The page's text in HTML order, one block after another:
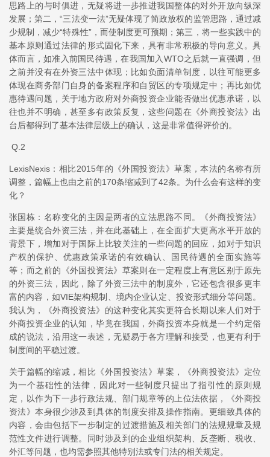
思路上的与时俱进，无疑将进一步推进我国整体的对外开放向纵深
发展；第二，“三法变一法”无疑体现了简政放权的监管思路，通过减
少规制，减少“特殊性”，而使制度更可预期；第三，将一些实践中的
基本原则通过法律的形式固化下来，具有非常积极的导向意义。具
体而言，如准入前国民待遇，在我国加入WTO之后就一直强调，但
之前并没有在外资三法中体现；比如负面清单制度，以往可能更多
体现在商务部门自身的备案程序和自贸区的专项规定中；再比如优
惠待遇问题，关于地方政府对外商投资企业能否做出优惠承诺，以
往也并不明确，甚至多有政策反复，这些问题在《外商投资法》出
台后都得到了基本法律层级上的确认，这是非常值得评价的。
Q.2
LexisNexis：相比2015年的《外国投资法》草案，本法的名称有所
调整，篇幅上也由之前的170条缩减到了42条。为什么会有这样的变
化？
张国栋：名称变化的主因是两者的立法思路不同。《外商投资法》
主要是统合外资三法，并在此基础上，在全面扩大更高水平开放的
背景下，增加对于国际上比较关注的一些问题的回应，如对于知识
产权的保护、优惠政策承诺的有效确认、国民待遇的全面实施等
等；而之前的《外国投资法》草案则在一定程度上有意区别于原先
的外资三法，因此，除了外资三法中的制度外，它还包含很多更丰
富的内容，如VIE架构规制、境内企业认定、投资形式细分等问题。
我认为，《外商投资法》的这种变化其实更符合长期以来人们对于
外商投资企业的认知，毕竟在我国，外商投资本身就是一个约定俗
成的说法，沿用这一表述，无疑易于各方理解和接受，也更有利于
制度间的平稳过渡。
关于篇幅的缩减，相比《外国投资法》草案，《外商投资法》定位
为一个基础性的法律，因此对一些制度只提出了指引性的原则规
定，以作为下一步行政法规、部门规章等的上位法依据，《外商投
资法》本身很少涉及到具体的制度安排及操作指南。更细致具体的
内容，会由包括下一步制定的过渡措施及相关部门的法规规章及规
范性文件进行调整。同时涉及到的企业组织架构、反垄断、税收、
外汇等问题，也均需参照其他特别法或专门法的相关规定。